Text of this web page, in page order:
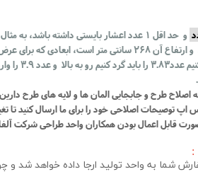
و حد اقل 1 عدد اعشار بایستی داشته باشد، به مثال زیر توجه کنید!
ثبت عدد ارتفاع هم
اصلاح طرح و جابجایی المان ها و لایه های طرح
اپ توصیحات اصلاحی خود را برای ما ارسال کنید
قابل اعمال بودن همکاران واحد طراحی شرکت
:
شما به واحد تولید ارجا داده خواهد شد و